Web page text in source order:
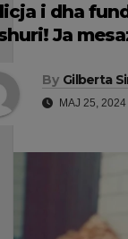
i dha
Ja
By Gilberta
MAJ 25, 2024